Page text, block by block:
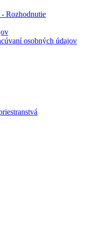
Rozhodnutie
osobných údajov